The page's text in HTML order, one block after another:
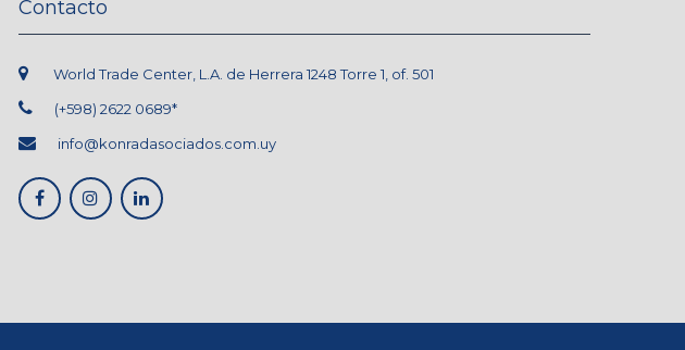
Contacto
World Trade Center, L.A. de Herrera 1248 Torre 1, of. 501
(+598) 2622 0689*
info@konradasociados.com.uy